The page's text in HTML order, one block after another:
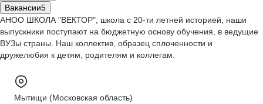
Вакансии5
АНОО ШКОЛА "ВЕКТОР", школа с 20-ти летней историей, наши
выпускники поступают на бюджетную основу обучения, в ведущие
ВУЗы страны. Наш коллектив, образец сплоченности и
дружелюбия к детям, родителям и коллегам.
Мытищи (Московская область)